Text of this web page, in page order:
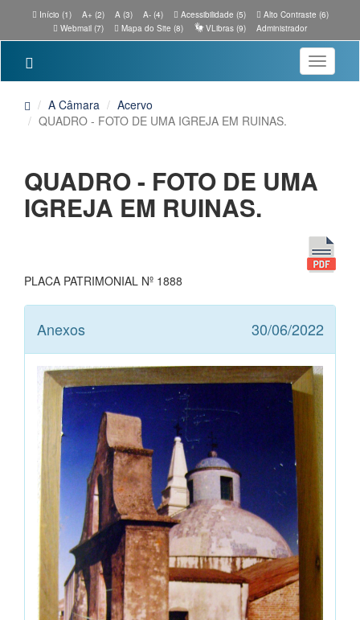
Início (1) A+ (2) A (3) A- (4) Acessibilidade (5)
Alto Contraste (6)
Webmail (7)
Mapa do Site (8) VLibras (9) Administrador
Toggle
A Câmara
Acervo
QUADRO - FOTO DE UMA IGREJA EM RUINAS.
QUADRO - FOTO DE UMA
IGREJA EM RUINAS.
PLACA PATRIMONIAL Nº 1888
Anexos 30/06/2022